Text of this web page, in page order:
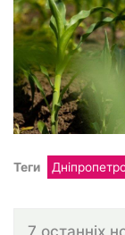
Теги
7 останніх